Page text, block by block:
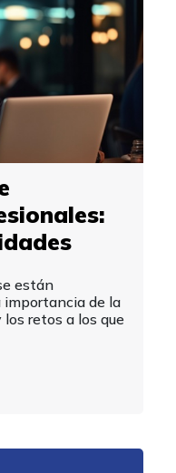
están
importancia de la
retos a los que